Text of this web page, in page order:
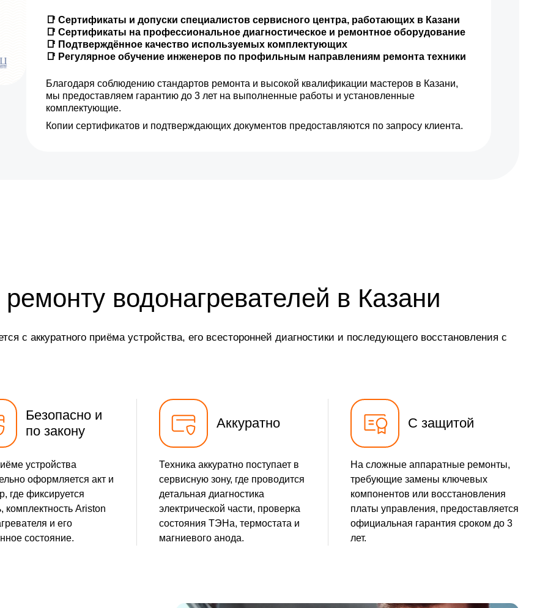
📑 Сертификаты и допуски специалистов сервисного центра, работающих в Казани
📑 Сертификаты на профессиональное диагностическое и ремонтное оборудование
📑 Подтверждённое качество используемых комплектующих
📑 Регулярное обучение инженеров по профильным направлениям ремонта техники
Благодаря соблюдению стандартов ремонта и высокой квалификации мастеров в Казани,
мы предоставляем гарантию до 3 лет на выполненные работы и установленные
комплектующие.
Копии сертификатов и подтверждающих документов предоставляются по запросу клиента.
водонагревателей в Казани
с аккуратного приёма устройства, его всесторонней диагностики и последующего восстановления с
Безопасно и
по закону
устройства
оформляется акт и
где фиксируется
комплектность Ariston
и его
состояние.
Аккуратно
Техника аккуратно поступает в
сервисную зону, где проводится
детальная диагностика
электрической части, проверка
состояния ТЭНа, термостата и
магниевого анода.
С защитой
На сложные аппаратные ремонты,
требующие замены ключевых
компонентов или восстановления
платы управления, предоставляется
официальная гарантия сроком до 3
лет.